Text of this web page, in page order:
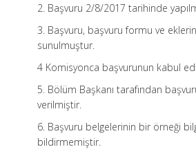
2. Başvuru 2/8/2017 tarihinde
3. Başvuru, başvuru formu ve
sunulmuştur.
4 Komisyonca başvurunun kabul
5. Bölüm Başkanı tarafından
verilmiştir.
6. Başvuru belgelerinin bir örneği
bildirmemiştir.